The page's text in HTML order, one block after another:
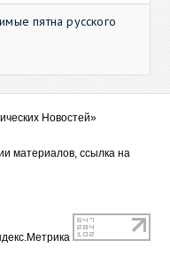
пятна русского
Новостей»
материалов, ссылка на